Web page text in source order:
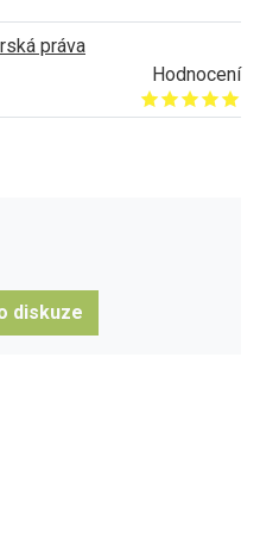
práva
Hodnocení
Give it 1/5
Give it 2/5
Give it 3/5
Give it 4/5
Give it 5/5
diskuze